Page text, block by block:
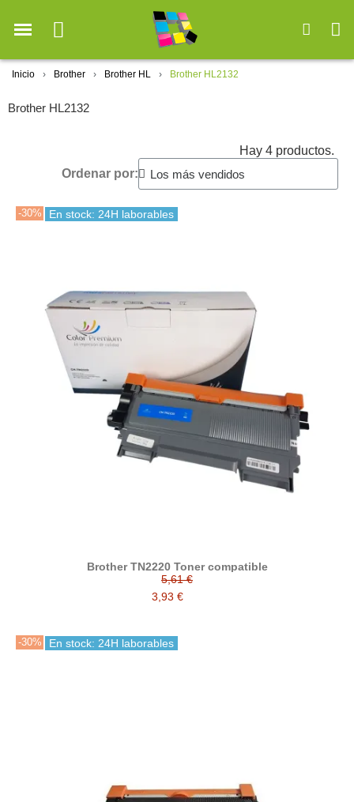
Inicio Brother Brother HL Brother HL2132
Brother HL2132
Hay 4 productos.
Ordenar por:
-30% En stock: 24H laborables
Brother TN2220 Toner compatible
5,61 €
3,93 €
-30% En stock: 24H laborables